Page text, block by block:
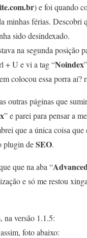
) e foi quando
minhas férias. Descobri
sido desindexado.
na segunda posição
+ U e vi a tag “Noindex
colocou essa porra aí?
outras páginas que
” e parei para pensar a
que a única coisa
plugin deSEO.
que na aba “
e só me restou
na versão 1.1.5:
foto abaixo: